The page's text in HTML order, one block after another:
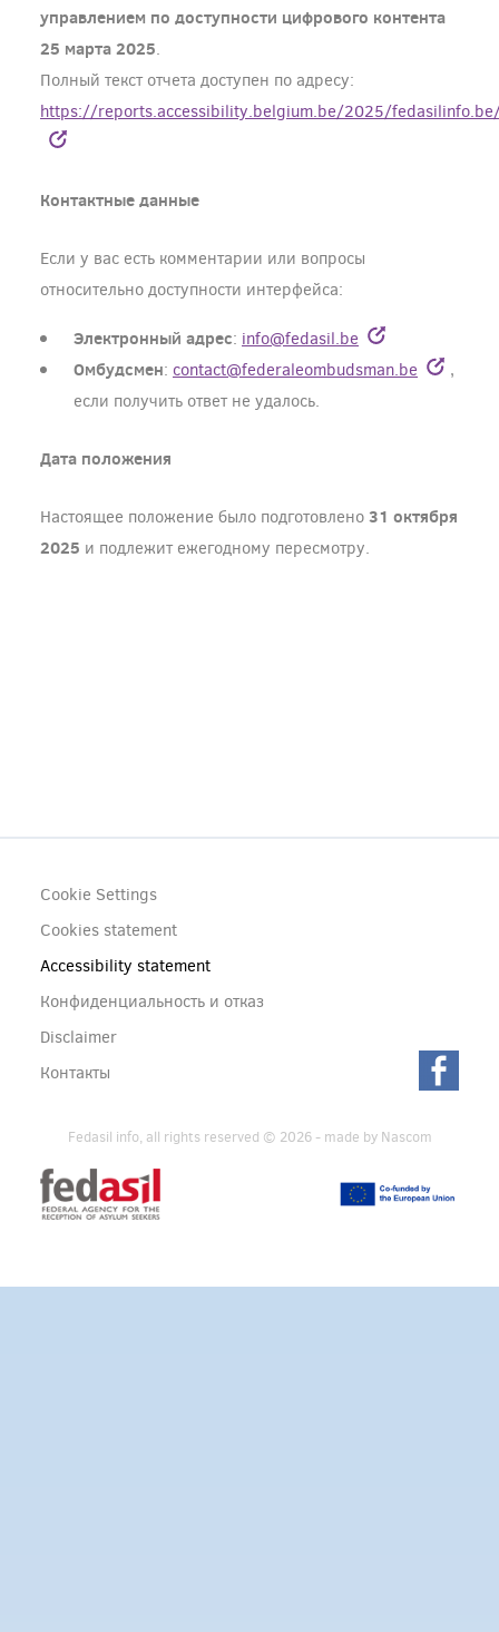
управлением по доступности цифрового контента
25 марта 2025.
Полный текст отчета доступен по адресу:
https://reports.accessibility.belgium.be/2025/
Контактные данные
Если у вас есть комментарии или вопросы
относительно доступности интерфейса:
Электронный адрес: info@fedasil.be
Омбудсмен: contact@federaleombudsman.be
,
если получить ответ не удалось.
Дата положения
Настоящее положение было подготовлено 31 октября
2025 и подлежит ежегодному пересмотру.
Footer
(menu)
Cookie Settings
Cookies statement
Accessibility statement
Конфиденциальность и отказ
Disclaimer
Контакты
Fedasil info, all rights reserved © 2026 - made by Nascom